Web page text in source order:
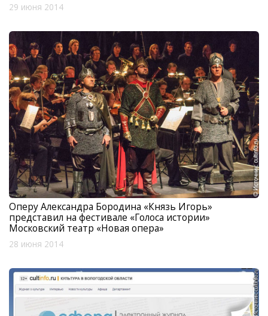
29 июня 2014
Оперу Александра Бородина «Князь Игорь»
представил на фестивале «Голоса истории»
Московский театр «Новая опера»
28 июня 2014